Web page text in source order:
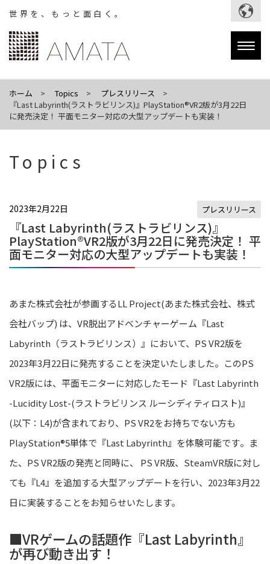
世界を、もっと面白く。
ホーム Topics
プレスリリース
『Last Labyrinth(ラストラビリンス)』PlayStation®VR2版が3月22日
に発売決定！ 平面モニター対応の大型アップデートも実装！
Topics
2023年2月22日 プレスリリース
『Last Labyrinth(ラストラビリンス)』
PlayStation®VR2版が3月22日に発売決定！ 平
面モニター対応の大型アップデートも実装！
あまた株式会社が参画するLL Project(あまた株式会社、株式
会社バップ) は、 VR脱出アドベンチャーゲーム『Last
Labyrinth （ラストラビリンス）』 において、 PS VR2版を
2023年3月22日に発売することを決定いたしました。 このPS
VR2版には、 平面モニターに対応したモード『Last Labyrinth
-Lucidity Lost-(ラストラビリンス ルーシディティロスト)』
(以下 ： L4)が含まれており、 PS VR2をお持ちでない方も
PlayStation®5単体で 『Last Labyrinth』を体験可能です。 ま
た、 PSVR2版の発売と同時に、 PSVR版、SteamVR版に対し
ても 『L4』 を追加する大型アップデートを行い、 2023年3月22
日に実装することをお知らせいたします。
■VRゲームの話題作『Last Labyrinth』
が再び動き出す！